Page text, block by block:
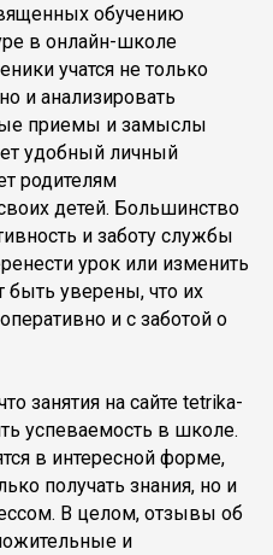
обучению
в онлайн-школе
учатся не только
и анализировать
приемы и замыслы
удобный личный
родителям
детей. Большинство
и заботу службы
урок или изменить
быть уверены, что их
и с заботой о
занятия на сайте tetrika-
успеваемость в школе.
в интересной форме,
получать знания, но и
В целом, отзывы об
и